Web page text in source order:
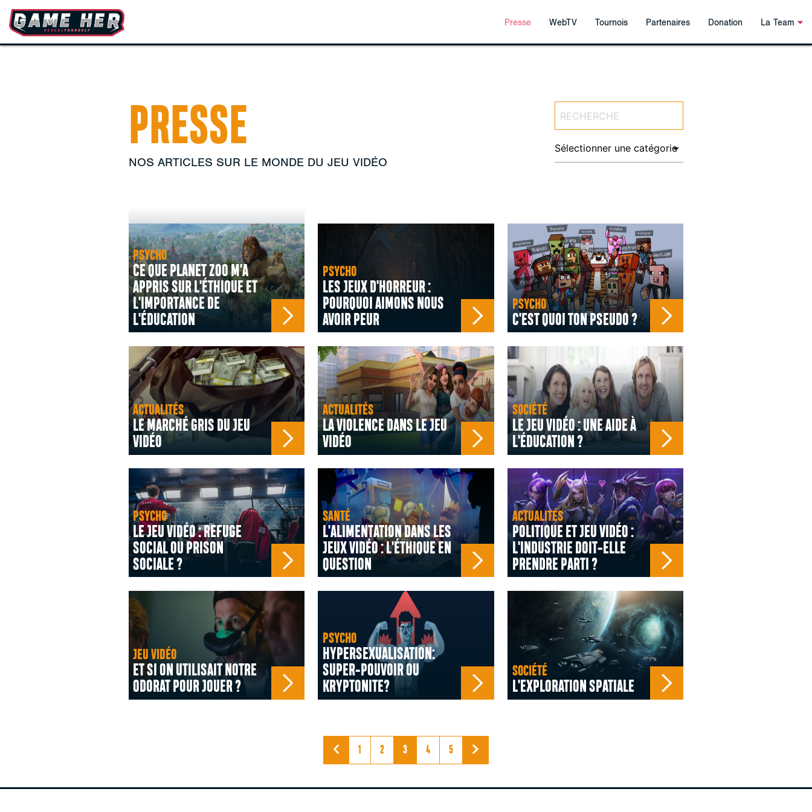
Presse WebTV Tournois Partenaires Donation La Team
PRESSE
NOS ARTICLES SUR LE MONDE DU JEU VIDÉO
PSYCHO
CE QUE PLANET ZOO M'A
APPRIS SUR L'ÉTHIQUE ET
L'IMPORTANCE DE
L'ÉDUCATION
PSYCHO
LES JEUX D'HORREUR :
POURQUOI AIMONS NOUS
AVOIR PEUR
PSYCHO
C'EST QUOI TON PSEUDO ?
ACTUALITÉS
LE MARCHÉ GRIS DU JEU
VIDÉO
ACTUALITÉS
LA VIOLENCE DANS LE JEU
VIDÉO
SOCIÉTÉ
LE JEU VIDÉO : UNE AIDE À
L'ÉDUCATION ?
PSYCHO
LE JEU VIDÉO : REFUGE
SOCIAL OU PRISON
SOCIALE ?
SANTÉ
L'ALIMENTATION DANS LES
JEUX VIDÉO : L'ÉTHIQUE EN
QUESTION
ACTUALITÉS
POLITIQUE ET JEU VIDÉO :
L'INDUSTRIE DOIT-ELLE
PRENDRE PARTI ?
JEU VIDÉO
ET SI ON UTILISAIT NOTRE
ODORAT POUR JOUER ?
PSYCHO
HYPERSEXUALISATION:
SUPER-POUVOIR OU
KRYPTONITE?
SOCIÉTÉ
L'EXPLORATION SPATIALE
1 2 3 4 5